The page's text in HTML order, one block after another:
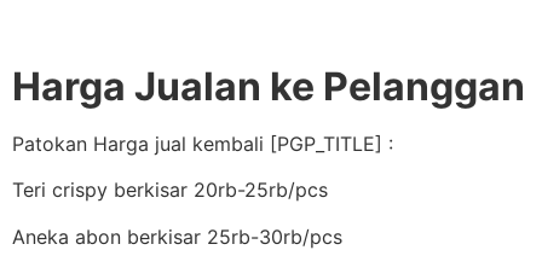
Harga Jualan ke Pelanggan
Patokan Harga jual kembali [PGP_TITLE] :
Teri crispy berkisar 20rb-25rb/pcs
Aneka abon berkisar 25rb-30rb/pcs